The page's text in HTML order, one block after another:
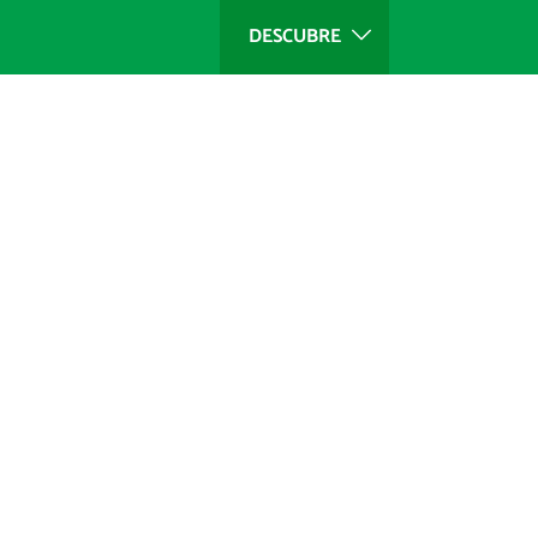
DESCUBRE